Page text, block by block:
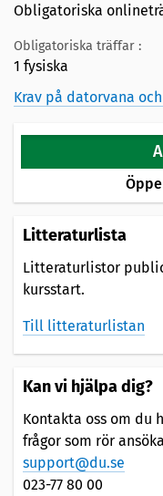
Obligatoriska
Obligatoriska träffar :
1 fysiska
Krav på datorvana
Litteraturlista
Litteraturlistor
kursstart.
Till litteraturlistan
Kan vi hjälpa dig?
Kontakta oss om du
frågor som rör
support@du.se
023-77 80 00